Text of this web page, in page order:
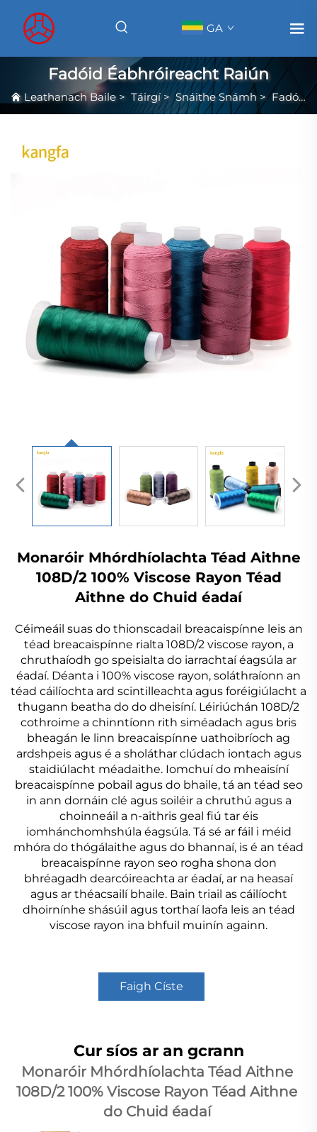
GA
Fadóid Éabhróireacht Raiún
Leathanach Baile> Táirgí>Snáithe Snámh>Fadóid Éabhróireacht Raiún
Monaróir Mhórdhíolachta Téad Aithne
108D/2 100% Viscose Rayon Téad
Aithne do Chuid éadaí
Céimeáil suas do thionscadail breacaispínne leis an
téad breacaispínne rialta 108D/2 viscose rayon, a
chruthaíodh go speisialta do iarrachtaí éagsúla ar
éadaí. Déanta i 100% viscose rayon, soláthraíonn an
téad cáilíochta ard scintilleachta agus foréigiúlacht a
thugann beatha do do dheisíní. Léiriúchán 108D/2
cothroime a chinntíonn rith siméadach agus bris
bheagán le linn breacaispínne uathoibríoch ag
ardshpeis agus é a sholáthar clúdach iontach agus
staidiúlacht méadaithe. Iomchuí do mheaisíní
breacaispínne pobail agus do bhaile, tá an téad seo
in ann dornáin clé agus soiléir a chruthú agus a
choinneáil a n-aithris geal fiú tar éis
iomhánchomhshúla éagsúla. Tá sé ar fáil i méid
mhóra do thógálaithe agus do bhannaí, is é an téad
breacaispínne rayon seo rogha shona don
bhréagadh dearcóireachta ar éadaí, ar na heasaí
agus ar théacsailí bhaile. Bain triail as cáilíocht
dhoirnínhe shásúil agus torthaí laofa leis an téad
viscose rayon ina bhfuil muinín againn.
Faigh Císte
Cur síos ar an gcrann
Monaróir Mhórdhíolachta Téad Aithne
108D/2 100% Viscose Rayon Téad Aithne
do Chuid éadaí